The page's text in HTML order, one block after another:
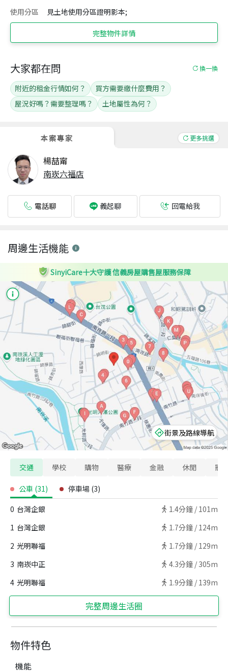
使用分區
見土地使用分區證明影本;
完整物件詳情
本案專家 更多挑選
楊喆甯
南崁六福店
電話聊 義起聊 回電給我
大家都在問 換一換
附近的租金行情如何？
買方需要繳什麼費用？
屋況好嗎？需要整理嗎？
土地屬性為何？
物件特色
機能
周邊生活機能
SinyiCare十大守護 信義房屋購售屋服務保障
街景及路線導航
交通 學校 購物 醫療 金融 休閒 寵
公車 (31) 停車場 (3)
0 台灣企銀 1.4分鐘 / 101m
1 台灣企銀 1.7分鐘 / 124m
2 光明聯福 1.7分鐘 / 129m
3 南崁中正 4.3分鐘 / 305m
4 光明聯福 1.9分鐘 / 139m
完整周邊生活圈